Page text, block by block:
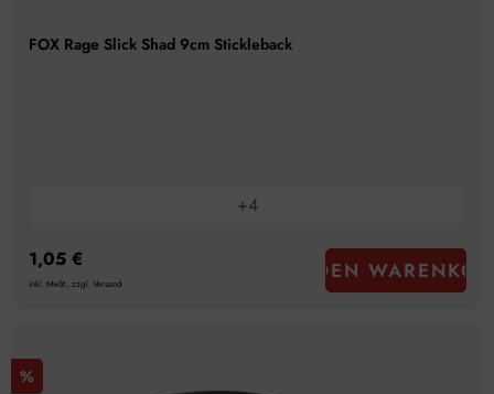
FOX Rage Slick Shad 9cm Stickleback
+4
1,05 €
inkl. MwSt., zzgl. Versand IN DEN
%